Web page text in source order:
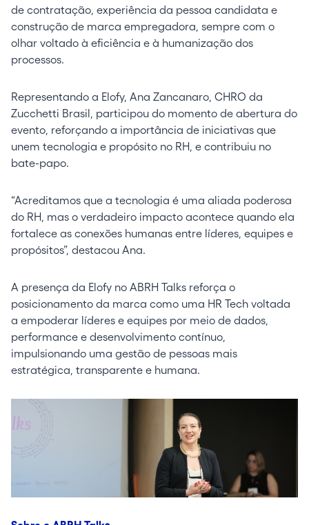
de contratação, experiência da pessoa candidata e
construção de marca empregadora, sempre com o
olhar voltado à eficiência e à humanização dos
processos.
Representando a Elofy, Ana Zancanaro, CHRO da
Zucchetti Brasil, participou do momento de abertura do
evento, reforçando a importância de iniciativas que
unem tecnologia e propósito no RH, e contribuiu no
bate-papo.
“Acreditamos que a tecnologia é uma aliada poderosa
do RH, mas o verdadeiro impacto acontece quando ela
fortalece as conexões humanas entre líderes, equipes e
propósitos”, destacou Ana.
A presença da Elofy no ABRH Talks reforça o
posicionamento da marca como uma HR Tech voltada
a empoderar líderes e equipes por meio de dados,
performance e desenvolvimento contínuo,
impulsionando uma gestão de pessoas mais
estratégica, transparente e humana.